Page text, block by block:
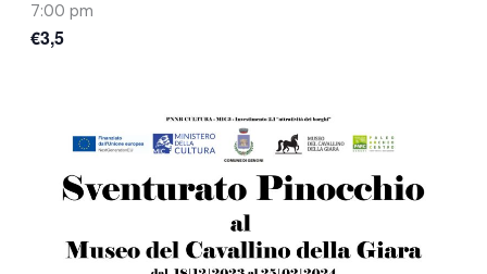
7:00 pm
€3,5